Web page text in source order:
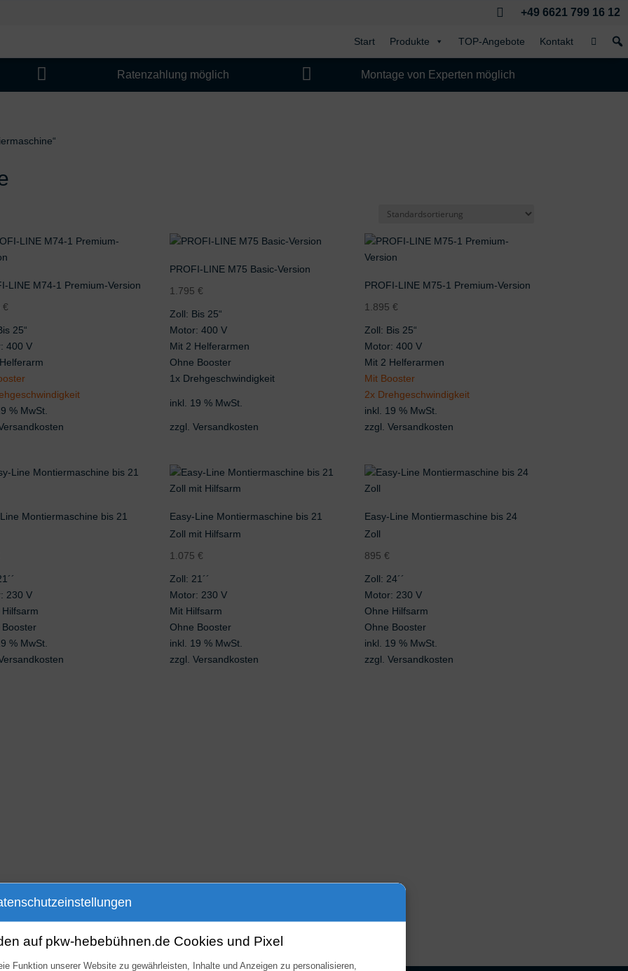
 +49 6621 799 16 12
Start Produkte TOP-Angebote Kontakt
 Ratenzahlung möglich  Montage von Experten möglich
LINE M74-1 Premium-Version
€
25“
400 V
% MwSt.
PROFI-LINE M75 Basic-Version
1.795€
Zoll: Bis 25“
Motor: 400 V
Mit 2 Helferarmen
Ohne Booster
1x Drehgeschwindigkeit
inkl. 19 % MwSt.
zzgl.Versandkosten
PROFI-LINE M75-1 Premium-Version
1.895€
Zoll: Bis 25“
Motor: 400 V
Mit 2 Helferarmen
Mit Booster
2x Drehgeschwindigkeit
inkl. 19 % MwSt.
zzgl.Versandkosten
Montiermaschine bis 21
230 V
% MwSt.
Easy-Line Montiermaschine bis 21
Zoll mit Hilfsarm
1.075€
Zoll: 21´´
Motor: 230 V
Mit Hilfsarm
Ohne Booster
inkl. 19 % MwSt.
zzgl.Versandkosten
Easy-Line Montiermaschine bis 24
Zoll
895€
Zoll: 24´´
Motor: 230 V
Ohne Hilfsarm
Ohne Booster
inkl. 19 % MwSt.
zzgl.Versandkosten
auf pkw-hebebühnen.de Cookies und Pixel
Funktion unserer Website zu gewährleisten, Inhalte und Anzeigen zu personalisieren,